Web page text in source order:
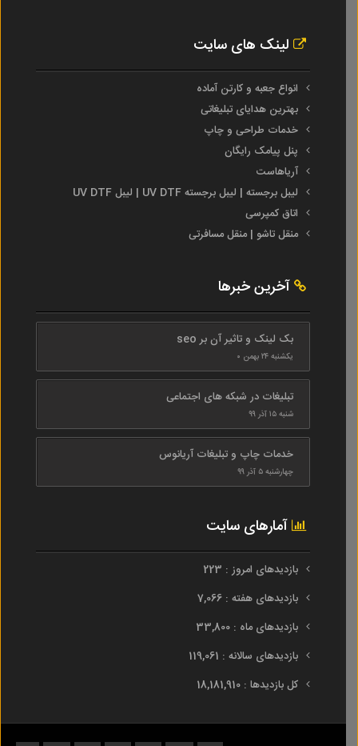
لینک های سایت
انواع جعبه و کارتن آماده
بهترین هدایای تبلیغاتی
خدمات طراحی و چاپ
پنل پیامک رایگان
آریاهاست
لیبل برجسته | لیبل برجسته UV DTF | لیبل UV DTF
اتاق کمپرسی
منقل تاشو | منقل مسافرتی
آخرین خبرها
بک لینک و تاثیر آن بر seo
یکشنبه ۲۴ بهمن ۰
تبلیغات در شبکه های اجتماعی
شنبه ۱۵ آذر ۹۹
خدمات چاپ و تبلیغات آریانوس
چهارشنبه ۵ آذر ۹۹
آمارهای سایت
بازدیدهای امروز : 223
بازدیدهای هفته : 7,066
بازدیدهای ماه : 33,800
بازدیدهای سالانه : 119,061
کل بازدیدها : 18,181,910